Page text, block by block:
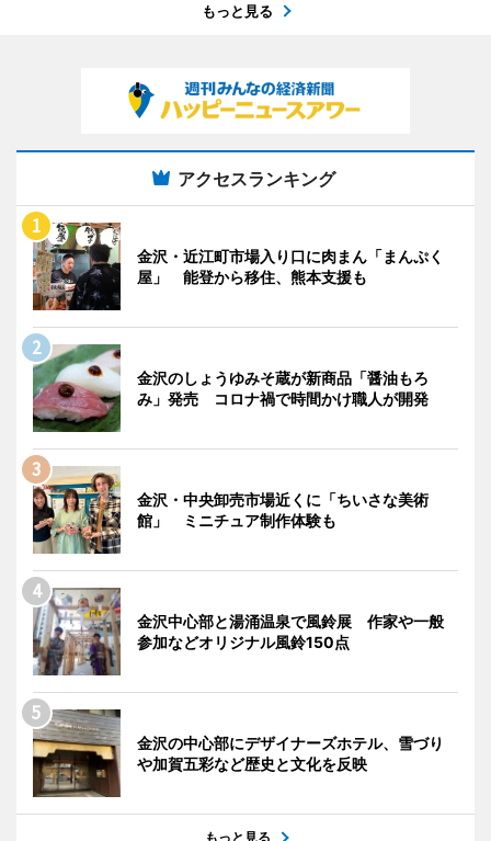
もっと見る
アクセスランキング
金沢・近江町市場入り口に肉まん「まんぷく
屋」 能登から移住、熊本支援も
金沢のしょうゆみそ蔵が新商品「醤油もろ
み」発売 コロナ禍で時間かけ職人が開発
金沢・中央卸売市場近くに「ちいさな美術
館」 ミニチュア制作体験も
金沢中心部と湯涌温泉で風鈴展 作家や一般
参加などオリジナル風鈴150点
金沢の中心部にデザイナーズホテル、雪づり
や加賀五彩など歴史と文化を反映
もっと見る